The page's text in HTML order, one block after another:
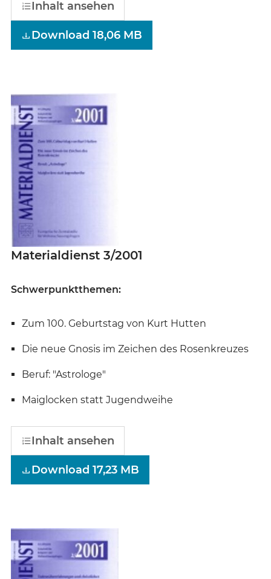
Inhalt ansehen
Download 18,06 MB
Materialdienst 3/2001
Schwerpunktthemen:
Zum 100. Geburtstag von Kurt Hutten
Die neue Gnosis im Zeichen des Rosenkreuzes
Beruf: "Astrologe"
Maiglocken statt Jugendweihe
Inhalt ansehen
Download 17,23 MB